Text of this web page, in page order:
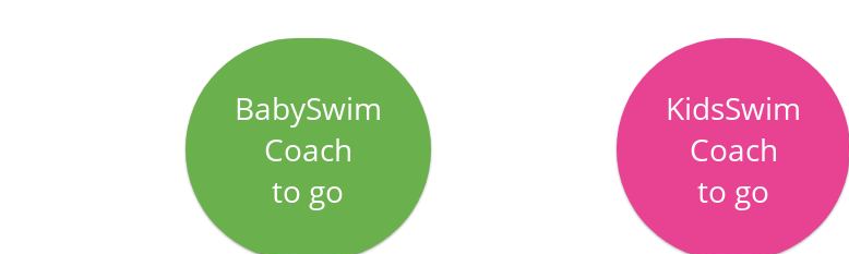
BabySwim
Coach
to go
KidsSwim
Coach
to go